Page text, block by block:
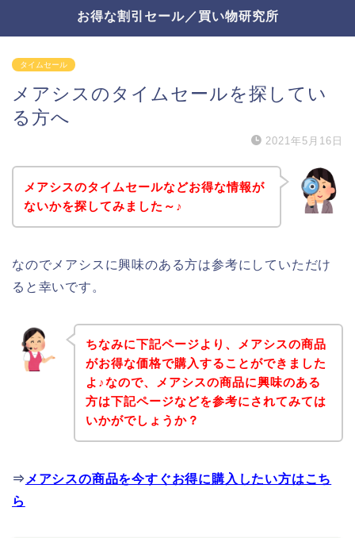
お得な割引セール／買い物研究所
タイムセール
メアシスのタイムセールを探してい
る方へ
2021年5月16日
メアシスのタイムセールなどお得な情報が
ないかを探してみました～♪
なのでメアシスに興味のある方は参考にしていただけ
ると幸いです。
ちなみに下記ページより、メアシスの商品
がお得な価格で購入することができました
よ♪なので、メアシスの商品に興味のある
方は下記ページなどを参考にされてみては
いかがでしょうか？
⇒ メアシスの商品を今すぐお得に購入したい方はこち
ら